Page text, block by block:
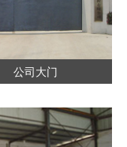
公司大门